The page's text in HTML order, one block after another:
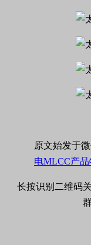
原文始发于
电MLCC产品
长按识别二维码